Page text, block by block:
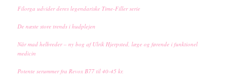
Filorga udvider deres legendariske Time-Filler serie
De næste store trends i hudplejen
Når mad helbreder – ny bog af Ulrik Hjerpsted, læge og førende i funktionel
medicin
Potente serummer fra Revox B77 til 40-45 kr.